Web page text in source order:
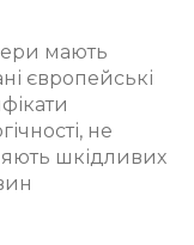
мають
європейські
не
шкідливих